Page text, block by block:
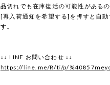
品切れでも在庫復活の可能性がある
[再入荷通知を希望する]を押すと自
す。
↓↓ LINE お問い合わせ ↓↓
https://line.me/R/ti/p/